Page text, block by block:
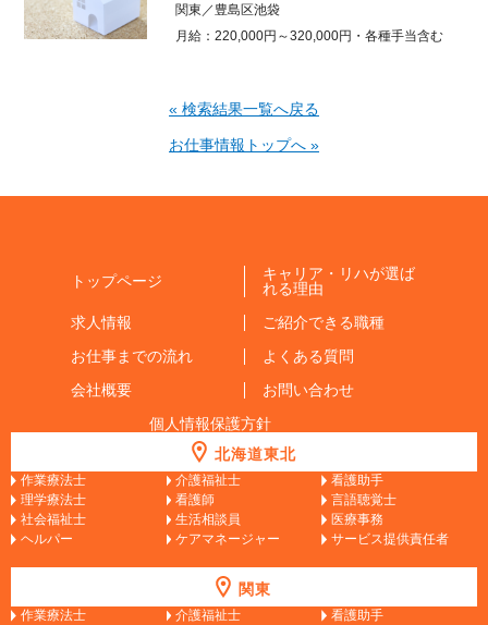
関東／豊島区池袋
月給：220,000円～320,000円・各種手当含む
« 検索結果一覧へ戻る
お仕事情報トップへ »
トップページ
キャリア・リハが選ば
れる理由
求人情報
ご紹介できる職種
お仕事までの流れ
よくある質問
会社概要
お問い合わせ
個人情報保護方針
北海道東北
作業療法士 介護福祉士
看護助手
理学療法士
看護師
言語聴覚士
社会福祉士
生活相談員
医療事務
ヘルパー
ケアマネージャー サービス提供責任者
関東
作業療法士 介護福祉士
看護助手